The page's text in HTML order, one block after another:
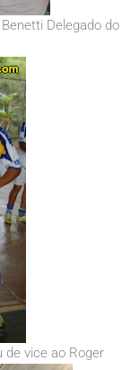
Delegado do
de vice ao Roger